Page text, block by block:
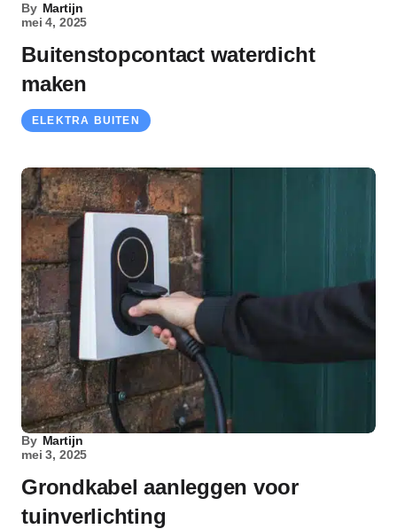
By Martijn
mei 4, 2025
Buitenstopcontact waterdicht
maken
ELEKTRA BUITEN
By Martijn
mei 3, 2025
Grondkabel aanleggen voor
tuinverlichting